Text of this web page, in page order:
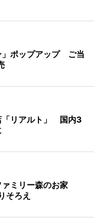
」ポップアップ ご当
「リアルト」 国内3
ミリー森のお家
ろえ